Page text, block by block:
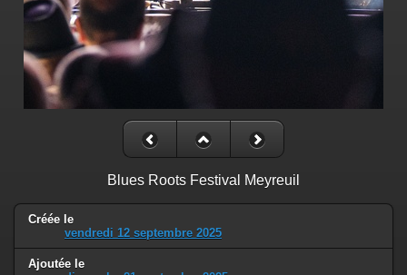
Blues Roots Festival Meyreuil
Créée le
vendredi 12 septembre 2025
Ajoutée le